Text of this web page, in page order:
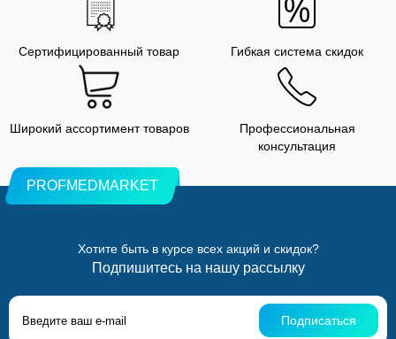
Сертифицированный товар Гибкая система скидок
Широкий ассортимент товаров
Профессиональная
консультация
PROFMEDMARKET
Хотите быть в курсе всех акций и скидок?
Подпишитесь на нашу рассылку
Подписаться